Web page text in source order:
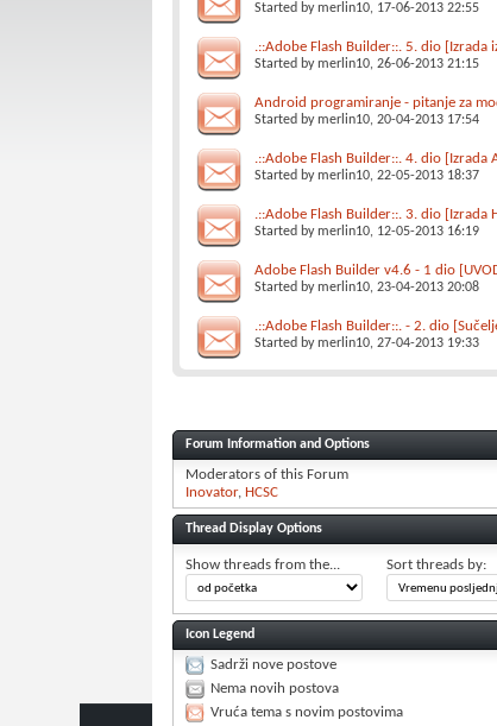
Started bymerlin10, 17-06-2013 22:55
.::Adobe Flash Builder::. 5. dio [Izrada
Started bymerlin10, 26-06-2013 21:15
Android programiranje - pitanje za
Started bymerlin10, 20-04-2013 17:54
.::Adobe Flash Builder::. 4. dio [Izrada
Started bymerlin10, 22-05-2013 18:37
.::Adobe Flash Builder::. 3. dio [Izrada
Started bymerlin10, 12-05-2013 16:19
Adobe Flash Builder v4.6 - 1 dio
Started bymerlin10, 23-04-2013 20:08
.::Adobe Flash Builder::. - 2. dio
Started bymerlin10, 27-04-2013 19:33
Forum Information and Options
Moderators of this Forum
Inovator HCSC
Thread Display Options
Show threads from the... Sort threads by:
Icon Legend
Sadrži nove postove
Nema novih postova
Vruća tema s novim postovima